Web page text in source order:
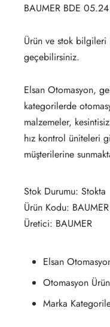
BAUMER BDE
Ürün ve stok
geçebilirsiniz.
Elsan Otomasyon,
kategorilerde
malzemeler,
hız kontrol üniteleri
müşterilerine
Stok Durumu: Stokta
Ürün Kodu:
Üretici: BAUMER
Elsan
Otomasyon
Marka